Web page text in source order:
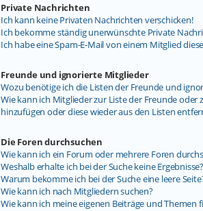
Private Nachrichten
Ich kann keine Privaten Nachrichten verschicken!
Ich bekomme ständig unerwünschte Private
Ich habe eine Spam-E-Mail von einem Mitglied
Freunde und ignorierte Mitglieder
Wozu benötige ich die Listen der Freunde und
Wie kann ich Mitglieder zur Liste der Freunde
hinzufügen oder diese wieder aus den Listen
Die Foren durchsuchen
Wie kann ich ein Forum oder mehrere Foren
Weshalb erhalte ich bei der Suche keine Ergebnisse?
Warum bekomme ich bei der Suche eine leere
Wie kann ich nach Mitgliedern suchen?
Wie kann ich meine eigenen Beiträge und Themen